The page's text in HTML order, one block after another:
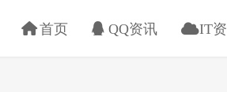
首页 QQ资讯 IT